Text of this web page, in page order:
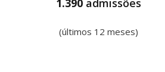
1.390 admissões
(últimos 12 meses)